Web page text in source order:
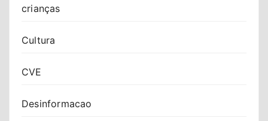
crianças
Cultura
CVE
Desinformacao